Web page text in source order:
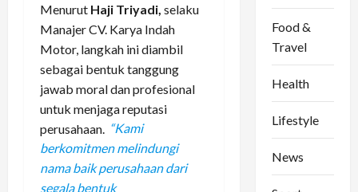
Menurut Haji Triyadi, selaku
Manajer CV. Karya Indah
Motor, langkah ini diambil
sebagai bentuk tanggung
jawab moral dan profesional
untuk menjaga reputasi
perusahaan. “Kami
berkomitmen melindungi
nama baik perusahaan dari
segala bentuk
Food &
Travel
Health
Lifestyle
News